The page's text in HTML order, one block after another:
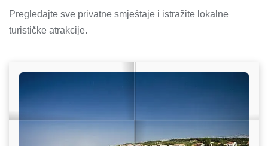
Pregledajte sve privatne smještaje i istražite lokalne
turističke atrakcije.